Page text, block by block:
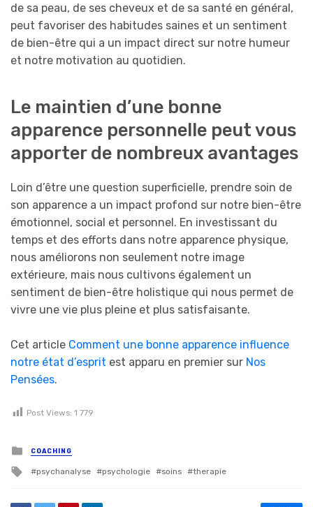
de sa peau, de ses cheveux et de sa santé en général,
peut favoriser des habitudes saines et un sentiment
de bien-être qui a un impact direct sur notre humeur
et notre motivation au quotidien.
Le maintien d’une bonne
apparence personnelle peut vous
apporter de nombreux avantages
Loin d’être une question superficielle, prendre soin de
son apparence a un impact profond sur notre bien-être
émotionnel, social et personnel. En investissant du
temps et des efforts dans notre apparence physique,
nous améliorons non seulement notre image
extérieure, mais nous cultivons également un
sentiment de bien-être holistique qui nous permet de
vivre une vie plus pleine et plus satisfaisante.
Cet article Comment une bonne apparence influence
notre état d’esprit est apparu en premier sur Nos
Pensées.
Post Views: 1 779
Posted in
COACHING
Tagged with
psychanalyse psychologie soins therapie